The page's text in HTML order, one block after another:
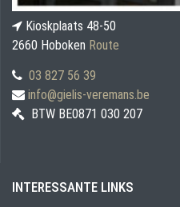
Kioskplaats 48-50
2660 Hoboken Route
03 827 56 39
info@gielis-veremans.be
BTW BE0871 030 207
INTERESSANTE LINKS